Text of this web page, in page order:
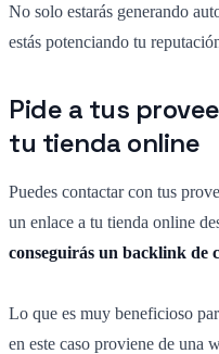
No solo estarás generando
estás potenciando tu
Pide a tus
tu tienda online
Puedes contactar con tus
un enlace a tu tienda online
conseguirás un backlink de
Lo que es muy beneficioso
en este caso proviene de una